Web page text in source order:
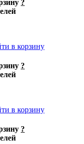
?
в корзину
?
в корзину
?